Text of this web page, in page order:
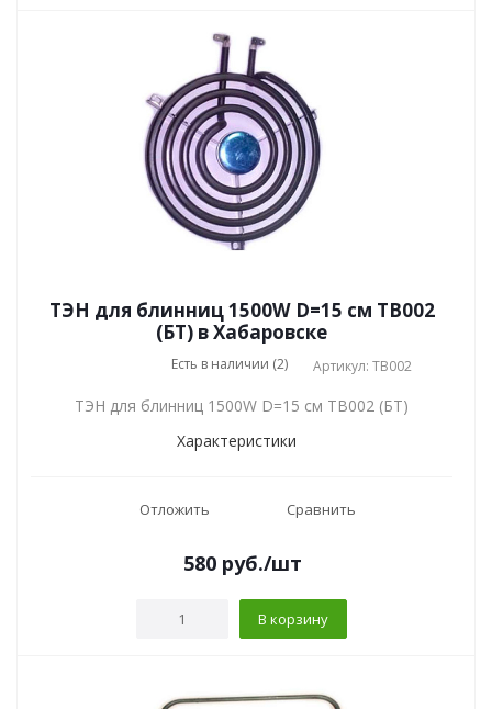
ТЭН для блинниц 1500W D=15 см TB002
(БТ) в Хабаровске
Есть в наличии (2) Артикул: TB002
ТЭН для блинниц 1500W D=15 см TB002 (БТ)
Характеристики
Отложить Сравнить
580руб./шт
В корзину